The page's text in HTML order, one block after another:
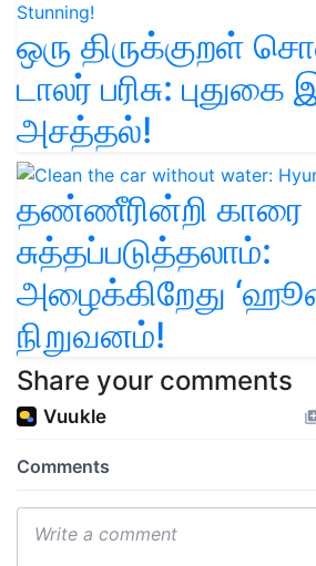
ஒரு திருக்குறள்
டாலர் பரிசு:
அசத்தல்!
தண்ணீரின்றி காரை
சுத்தப்படுத்தலாம்:
அழைக்கிறேது
நிறுவனம்!
Share your comments